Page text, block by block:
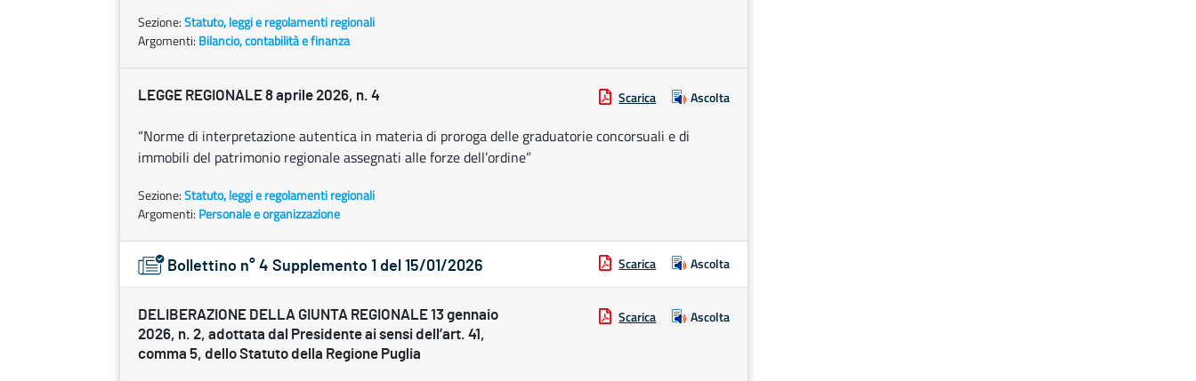
Sezione:Statuto, leggi e regolamenti regionali
Argomenti: Bilancio, contabilità e finanza
LEGGE REGIONALE 8 aprile 2026, n. 4 Scarica Ascolta
“Norme di interpretazione autentica in materia di proroga delle graduatorie concorsuali e di
immobili del patrimonio regionale assegnati alle forze dell’ordine”
Sezione:Statuto, leggi e regolamenti regionali
Argomenti: Personale e organizzazione
Bollettino n° 4 Supplemento 1 del 15/01/2026 Scarica Ascolta
DELIBERAZIONE DELLA GIUNTA REGIONALE 13 gennaio
2026, n. 2, adottata dal Presidente ai sensi dell’art. 41,
comma 5, dello Statuto della Regione Puglia
Scarica Ascolta